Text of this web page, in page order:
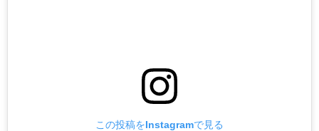
この投稿をInstagramで見る